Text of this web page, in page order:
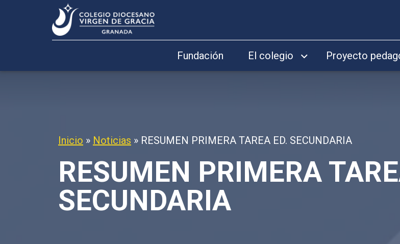
Fundación El colegio Proyecto
Inicio » Noticias » RESUMEN PRIMERA TAREA ED. SECUNDARIA
RESUMEN PRIMERA
SECUNDARIA